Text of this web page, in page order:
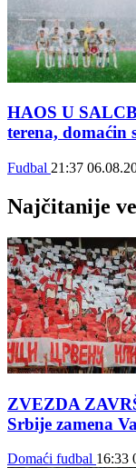
HAOS U
terena, domaćin
Fudbal 21:37
Najčitanije
ZVEZDA
Srbije zamena
Domaći fudbal 16:33